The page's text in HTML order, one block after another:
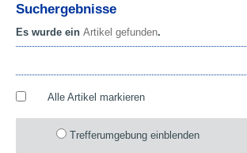
Suchergebnisse
Es wurde ein Artikel gefunden.
Alle Artikel markieren
Trefferumgebung einblenden